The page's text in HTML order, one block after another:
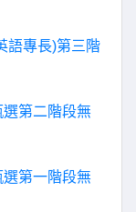
語專長)第三階
第二階段無
第一階段無